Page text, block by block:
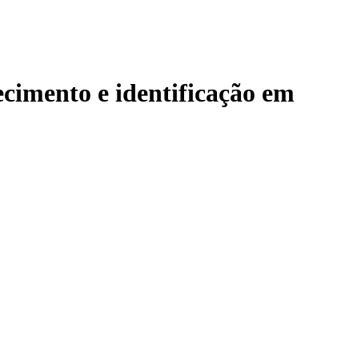
e identificação em